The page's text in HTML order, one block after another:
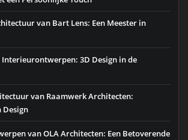
van Bart Lens: Een Meester in
Interieurontwerpen: 3D Design in de
van Raamwerk Architecten:
Design
van OLA Architecten: Een Betoverende